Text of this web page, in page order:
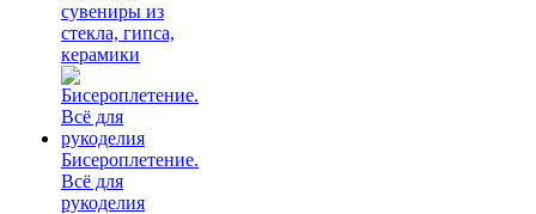
сувениры из
стекла, гипса,
керамики
Бисероплетение.
Всё для
рукоделия